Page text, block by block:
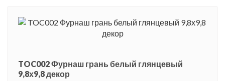
TOC002 Фурнаш грань белый глянцевый
9,8х9,8 декор